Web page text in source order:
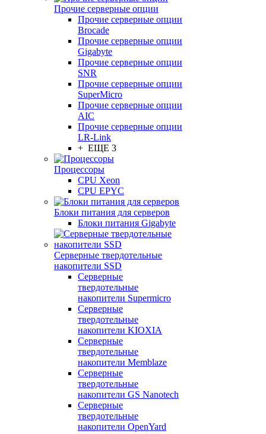
Прочие серверные опции
Прочие серверные опции
Brocade
Прочие серверные опции
Gigabyte
Прочие серверные опции
SNR
Прочие серверные опции
SuperMicro
Прочие серверные опции
AIC
Прочие серверные опции
LR-Link
+ ЕЩЕ 3
Процессоры
CPU Xeon
CPU EPYC
Блоки питания для серверов
Блоки питания Gigabyte
Серверные твердотельные
накопители SSD
Cерверные
твердотельные
накопители Supermicro
Cерверные
твердотельные
накопители KIOXIA
Cерверные
твердотельные
накопители Memblaze
Cерверные
твердотельные
накопители GS Nanotech
Серверные
твердотельные
накопители OpenYard